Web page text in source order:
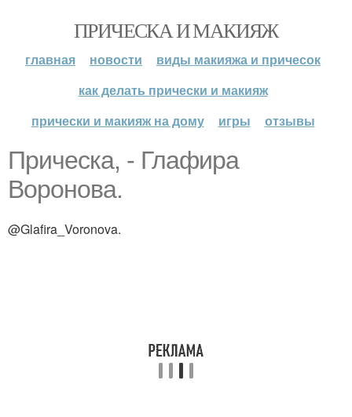
ПРИЧЕСКА И МАКИЯЖ
главная новости
виды макияжа и причесок
как делать прически и макияж
прически и макияж на дому
игры отзывы
Прическа, - Глафира
Воронова.
@Glafira_Voronova.